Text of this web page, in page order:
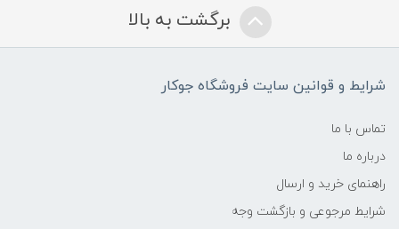
برگشت به بالا
شرایط و قوانین سایت فروشگاه جوکار
تماس با ما
درباره ما
راهنمای خرید و ارسال
شرایط مرجوعی و بازگشت وجه